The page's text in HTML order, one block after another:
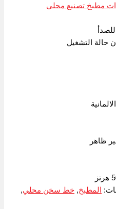
مطبخ تصنيع محلي
حالة التشغيل
ظاهر
المطبخ,خط سخن محلي,